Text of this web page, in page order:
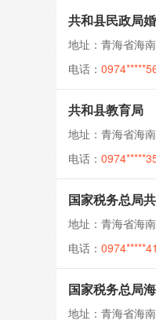
共和县民政局
地址：青海省海
电话：
共和县教育局
地址：青海省海
电话：
国家税务总局
地址：青海省海
电话：
国家税务总局
地址：青海省海